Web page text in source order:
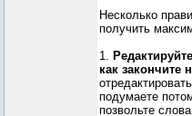
Несколько
получить
1.
как закончите
подумаете
позвольте